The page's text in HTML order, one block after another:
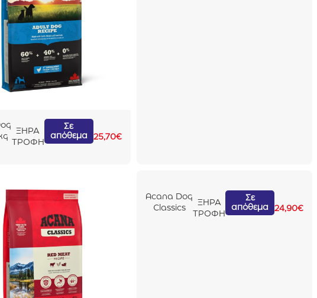
ΞΗΡΑ
ΤΡΟΦΗ
Σε
απόθεμα
25,70€
Acana Dog
Classics
ΞΗΡΑ
ΤΡΟΦΗ
Σε
απόθεμα
24,90€